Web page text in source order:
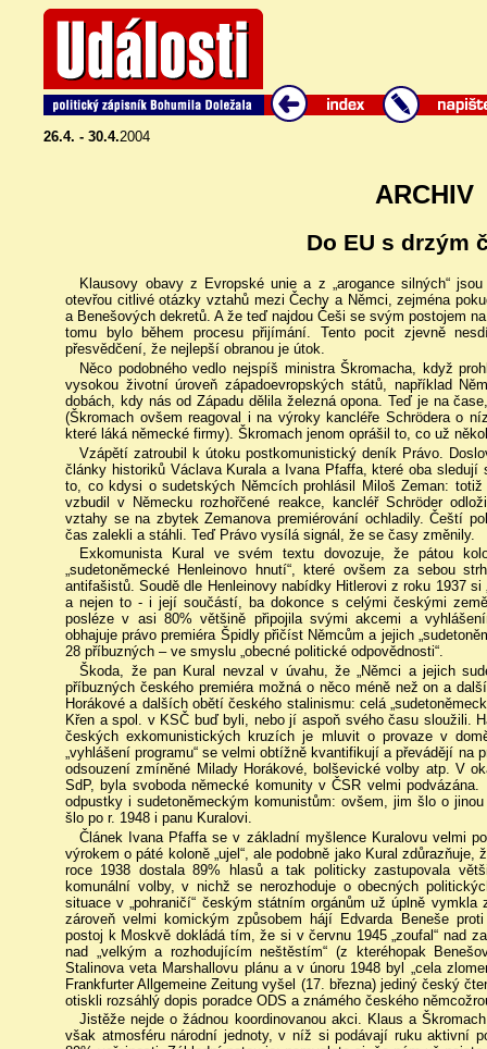
26.4. - 30.4.2004
ARCHIV
Do EU s drzým
Klausovy obavy z Evropské unie a z „arogance silných“
otevřou citlivé otázky vztahů mezi Čechy a Němci, zejména
a Benešových dekretů. A že teď najdou Češi se svým postojem
tomu bylo během procesu přijímání. Tento pocit zjevně
přesvědčení, že nejlepší obranou je útok.
Něco podobného vedlo nejspíš ministra Škromacha, když
vysokou životní úroveň západoevropských států, například
dobách, kdy nás od Západu dělila železná opona. Teď je na
(Škromach ovšem reagoval i na výroky kancléře Schrödera o
které láká německé firmy). Škromach jenom oprášil to, co už
Vzápětí zatroubil k útoku postkomunistický deník Právo.
články historiků Václava Kurala a Ivana Pfaffa, které oba sledují
to, co kdysi o sudetských Němcích prohlásil Miloš Zeman:
vzbudil v Německu rozhořčené reakce, kancléř Schröder
vztahy se na zbytek Zemanova premiérování ochladily. Čeští
čas zalekli a stáhli. Teď Právo vysílá signál, že se časy změnily.
Exkomunista Kural ve svém textu dovozuje, že pátou
„sudetoněmecké Henleinovo hnutí“, které ovšem za sebou
antifašistů. Soudě dle Henleinovy nabídky Hitlerovi z roku 1937
a nejen to - i její součástí, ba dokonce s celými českými
posléze v asi 80% většině připojila svými akcemi a
obhajuje právo premiéra Špidly přičíst Němcům a jejich
28 příbuzných – ve smyslu „obecné politické odpovědnosti“.
Škoda, že pan Kural nevzal v úvahu, že „Němci a jejich
příbuzných českého premiéra možná o něco méně než on a
Horákové a dalších obětí českého stalinismu: celá
Křen a spol. v KSČ buď byli, nebo jí aspoň svého času sloužili.
českých exkomunistických kruzích je mluvit o provaze v
„vyhlášení programu“ se velmi obtížně kvantifikují a převádějí na
odsouzení zmíněné Milady Horákové, bolševické volby atp. V
SdP, byla svoboda německé komunity v ČSR velmi
odpustky i sudetoněmeckým komunistům: ovšem, jim šlo o
šlo po r. 1948 i panu Kuralovi.
Článek Ivana Pfaffa se v základní myšlence Kuralovu velmi
výrokem o páté koloně „ujel“, ale podobně jako Kural zdůrazňuje,
roce 1938 dostala 89% hlasů a tak politicky zastupovala
komunální volby, v nichž se nerozhoduje o obecných
situace v „pohraničí“ českým státním orgánům už úplně
zároveň velmi komickým způsobem hájí Edvarda Beneše
postoj k Moskvě dokládá tím, že si v červnu 1945 „zoufal“ nad
nad „velkým a rozhodujícím neštěstím“ (z kteréhopak
Stalinova veta Marshallovu plánu a v únoru 1948 byl „cela
Frankfurter Allgemeine Zeitung vyšel (17. března) jediný český
otiskli rozsáhlý dopis poradce ODS a známého českého
Jistěže nejde o žádnou koordinovanou akci. Klaus a
však atmosféru národní jednoty, v níž si podávají ruku aktivní